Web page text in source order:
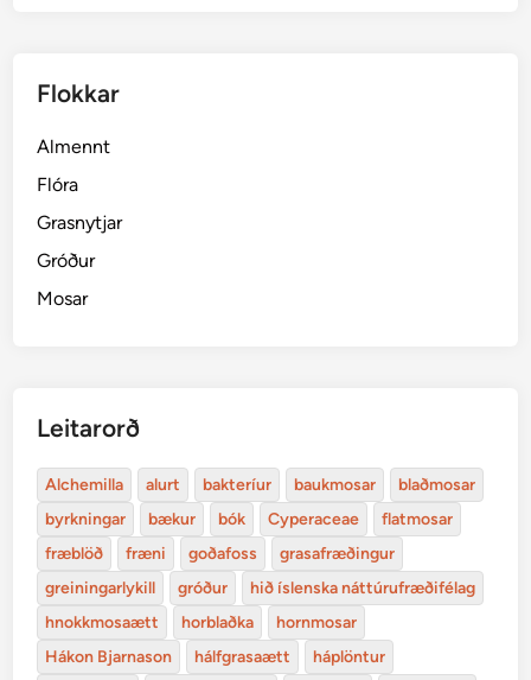
Flokkar
Almennt
Flóra
Grasnytjar
Gróður
Mosar
Leitarorð
Alchemilla alurt bakteríur baukmosar
blaðmosar
byrkningar
bækur bók Cyperaceae
flatmosar
fræblöð
fræni goðafoss
grasafræðingur
greiningarlykill
gróður
hið íslenska náttúrufræðifélag
hnokkmosaætt
horblaðka
hornmosar
Hákon Bjarnason
hálfgrasaætt
háplöntur